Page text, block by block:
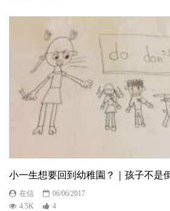
小一生想要回到幼稚園？｜孩子不是
在信
06/06/2017
4.5K
4